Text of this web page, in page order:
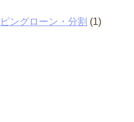
ングローン・分割 (1)